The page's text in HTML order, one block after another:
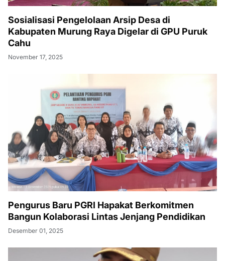
Sosialisasi Pengelolaan Arsip Desa di
Kabupaten Murung Raya Digelar di GPU Puruk
Cahu
November 17, 2025
Pengurus Baru PGRI Hapakat Berkomitmen
Bangun Kolaborasi Lintas Jenjang Pendidikan
Desember 01, 2025